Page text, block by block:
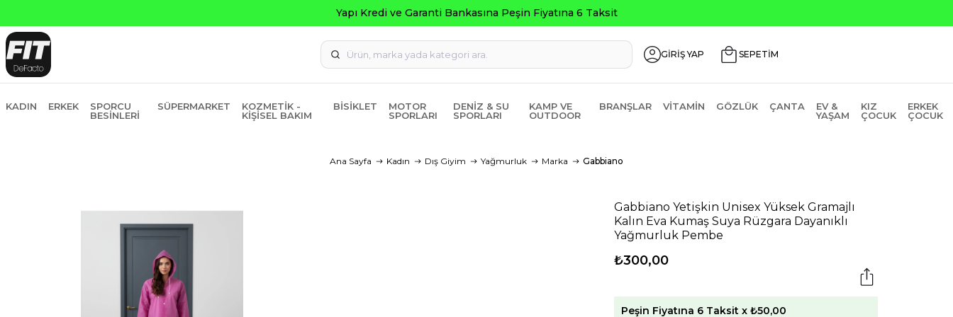
Seçili Ürünlerde ₺2000 Üzeri ₺200 İndirim Kodu: AGUSTOS200
GİRİŞ YAP SEPETİM
KADIN ERKEK
SPORCU
BESINLERI
SÜPERMARKET
KOZMETIK -
KIŞISEL BAKIM
BISIKLET
MOTOR
SPORLARI
DENIZ & SU
SPORLARI
KAMP VE
OUTDOOR
BRANŞLAR VITAMIN GÖZLÜK ÇANTA
EV &
YAŞAM
KIZ
ÇOCUK
ERKEK
ÇOCUK
Ana Sayfa Kadın Dış Giyim Yağmurluk Marka Gabbiano
Gabbiano Yetişkin Unisex Yüksek Gramajlı
Kalın Eva Kumaş Suya Rüzgara Dayanıklı
Yağmurluk Pembe
₺300,00
Peşin Fiyatına 6 Taksit x ₺50,00